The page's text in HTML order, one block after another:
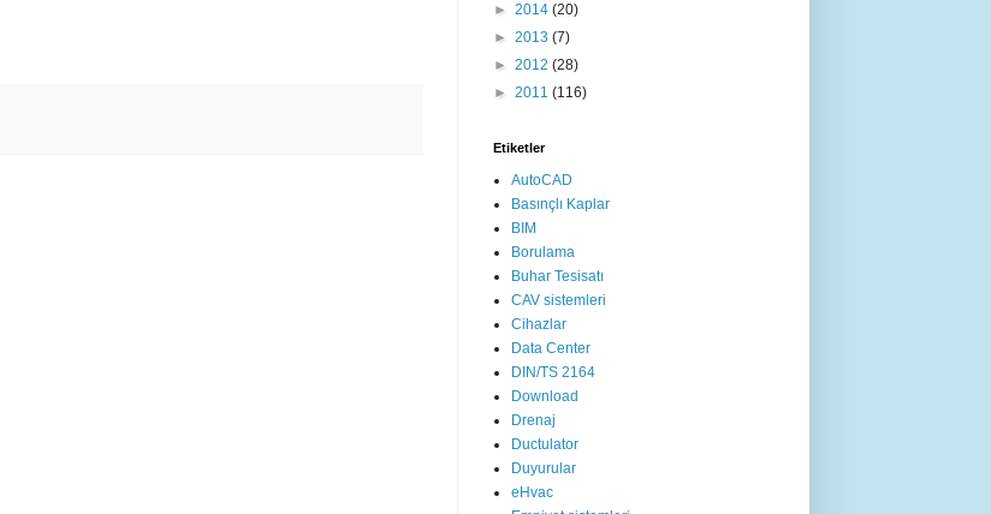
► 2014 (20)
► 2013 (7)
► 2012 (28)
► 2011 (116)
Etiketler
AutoCAD
Basınçlı Kaplar
BIM
Borulama
Buhar Tesisatı
CAV sistemleri
Cihazlar
Data Center
DIN/TS 2164
Download
Drenaj
Ductulator
Duyurular
eHvac